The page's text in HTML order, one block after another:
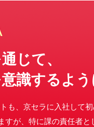
じて、
識するよう
も、京セラに入社して
が、特に課の責任者